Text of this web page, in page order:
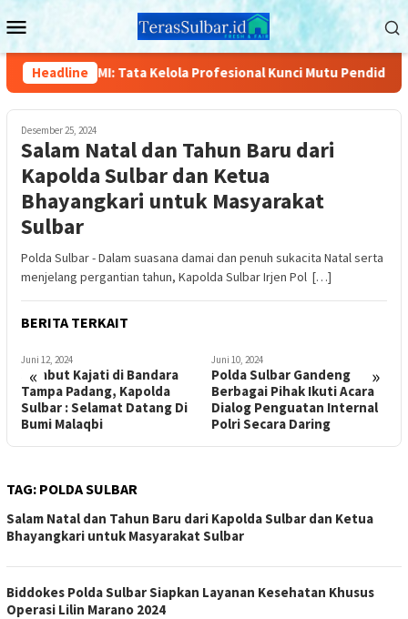
ke
Mobile
Headline
SPMI: Tata Kelola Profesional Kunci Mutu Pendidikan
Desember 25, 2024
Salam Natal dan Tahun Baru dari
Kapolda Sulbar dan Ketua
Bhayangkari untuk Masyarakat
Sulbar
Polda Sulbar - Dalam suasana damai dan penuh sukacita Natal serta
menjelang pergantian tahun, Kapolda Sulbar Irjen Pol […]
BERITA TERKAIT
« »
Juni 12, 2024
Sambut Kajati di Bandara
Tampa Padang, Kapolda
Sulbar : Selamat Datang Di
Bumi Malaqbi
Juni 10, 2024
Polda Sulbar Gandeng
Berbagai Pihak Ikuti Acara
Dialog Penguatan Internal
Polri Secara Daring
TAG: POLDA SULBAR
Salam Natal dan Tahun Baru dari Kapolda Sulbar dan Ketua
Bhayangkari untuk Masyarakat Sulbar
Biddokes Polda Sulbar Siapkan Layanan Kesehatan Khusus
Operasi Lilin Marano 2024